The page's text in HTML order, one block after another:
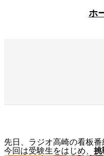
ホ
先日、ラジオ高崎の看板
今回は受験生をはじめ、 挑